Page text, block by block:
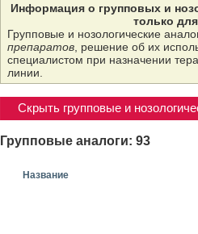
Информация о групповых и
только
Групповые и нозологические
препаратов, решение об их
специалистом при назначении
линии.
Скрыть групповые и
Групповые аналоги: 93
Название